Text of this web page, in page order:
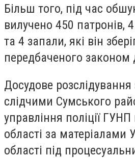
Більш того, під час
вилучено 450 патронів,
та 4 запали, які він
передбаченого законом
Досудове
слідчими Сумського
управління поліції
області за матеріалами
області під